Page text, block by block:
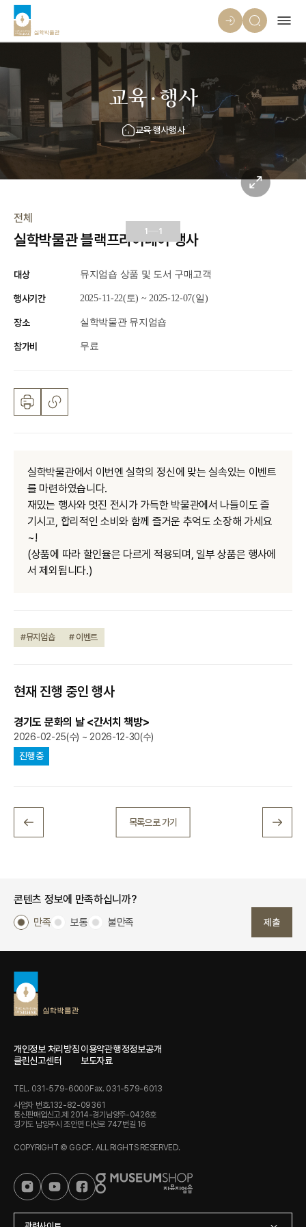
교육·행사
교육·행사행사
1 1
전체
실학박물관 블랙프라이데이 행사
대상 뮤지엄숍 상품 및 도서 구매고객
행사기간 2025-11-22(토) ~ 2025-12-07(일)
장소 실학박물관 뮤지엄숍
참가비 무료
실학박물관에서 이번엔 실학의 정신에 맞는 실속있는 이벤트
를 마련하였습니다.
재밌는 행사와 멋진 전시가 가득한 박물관에서 나들이도 즐
기시고, 합리적인 소비와 함께 즐거운 추억도 소장해 가세요
~!
(상품에 따라 할인율은 다르게 적용되며, 일부 상품은 행사에
서 제외됩니다.)
#뮤지엄숍 # 이벤트
현재 진행 중인 행사
경기도 문화의 날 <간서치 책방>
2026-02-25(수) ~ 2026-12-30(수)
진행중
목록으로 가기
콘텐츠 정보에 만족하십니까?
만족 보통 불만족 제출
개인정보 처리방침 이용약관행정정보공개
클린신고센터
보도자료
TEL. 031-579-6000Fax. 031-579-6013
사업자 번호.132-82-09361
통신판매업신고.제 2014-경기남양주-0426호
경기도 남양주시 조안면 다산로 747번길 16
COPYRIGHT © GGCF. ALL RIGHTS RESERVED.